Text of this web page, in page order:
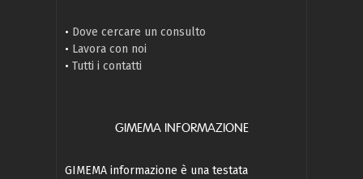
• Dove cercare un consulto
• Lavora con noi
• Tutti i contatti
GIMEMA INFORMAZIONE
GIMEMA informazione è una testata